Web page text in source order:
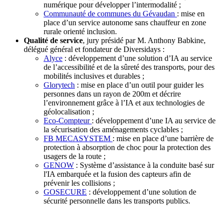
numérique pour développer l’intermodalité ;
Communauté de communes du Gévaudan : mise en
place d’un service autonome sans chauffeur en zone
rurale orienté inclusion.
Qualité de service, jury présidé par M. Anthony Babkine,
délégué général et fondateur de Diversidays :
Alyce : développement d’une solution d’IA au service
de l’accessibilité et de la sûreté des transports, pour des
mobilités inclusives et durables ;
Glorytech : mise en place d’un outil pour guider les
personnes dans un rayon de 200m et décrire
l’environnement grâce à l’IA et aux technologies de
géolocalisation ;
Eco-Compteur : développement d’une IA au service de
la sécurisation des aménagements cyclables ;
FB MECASYSTEM : mise en place d’une barrière de
protection à absorption de choc pour la protection des
usagers de la route ;
GENOW : Système d’assistance à la conduite basé sur
l'IA embarquée et la fusion des capteurs afin de
prévenir les collisions ;
GOSECURE : développement d’une solution de
sécurité personnelle dans les transports publics.